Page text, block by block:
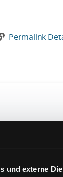
und externe
Permalink